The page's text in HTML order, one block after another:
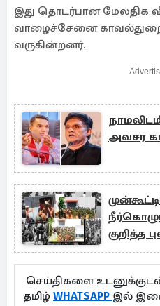
இது தொடர்பான மேலதிக
வாழைச்சேனை
வருகின்றனர்.
அவசர
குறித்த
செய்திகளை
தமிழ் WHATSAPP இல்